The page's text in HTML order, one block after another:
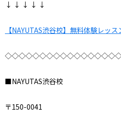
↓ ↓ ↓ ↓ ↓
【NAYUTAS渋谷校】無料体験レッ
■NAYUTAS渋谷校
〒150-0041